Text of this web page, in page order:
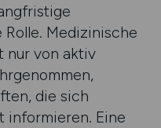
Medizinische
nur von aktiv
die sich
informieren. Eine